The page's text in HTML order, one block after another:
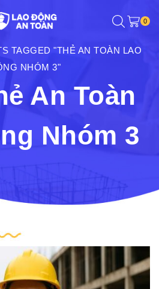
0
TAGGED "THẺ AN TOÀN LAO
NHÓM 3"
An Toàn
Nhóm 3